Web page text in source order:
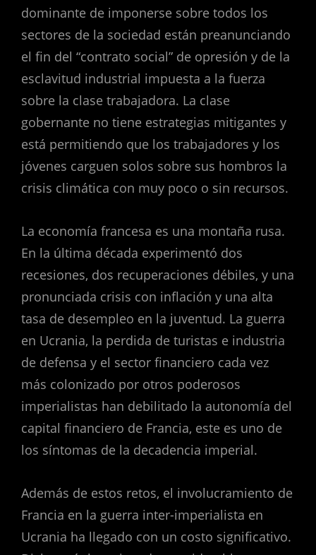
dominante de imponerse sobre todos los
sectores de la sociedad están preanunciando
el fin del “contrato social” de opresión y de la
esclavitud industrial impuesta a la fuerza
sobre la clase trabajadora. La clase
gobernante no tiene estrategias mitigantes y
está permitiendo que los trabajadores y los
jóvenes carguen solos sobre sus hombros la
crisis climática con muy poco o sin recursos.
La economía francesa es una montaña rusa.
En la última década experimentó dos
recesiones, dos recuperaciones débiles, y una
pronunciada crisis con inflación y una alta
tasa de desempleo en la juventud. La guerra
en Ucrania, la perdida de turistas e industria
de defensa y el sector financiero cada vez
más colonizado por otros poderosos
imperialistas han debilitado la autonomía del
capital financiero de Francia, este es uno de
los síntomas de la decadencia imperial.
Además de estos retos, el involucramiento de
Francia en la guerra inter-imperialista en
Ucrania ha llegado con un costo significativo.